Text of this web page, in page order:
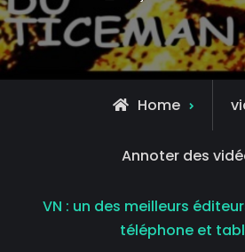
Home
Annoter des
VN : un des meilleurs
téléphone et